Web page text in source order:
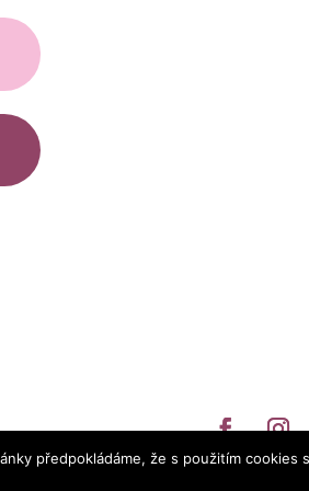
předpokládáme, že s použitím cookies